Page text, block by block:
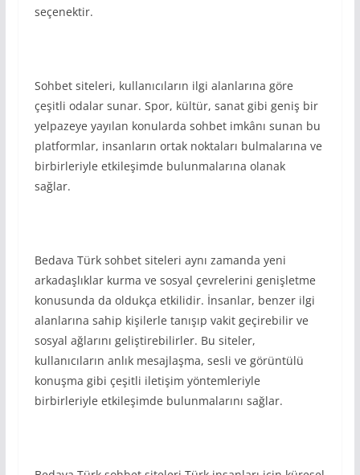
seçenektir.
Sohbet siteleri, kullanıcıların ilgi alanlarına göre
çeşitli odalar sunar. Spor, kültür, sanat gibi geniş bir
yelpazeye yayılan konularda sohbet imkânı sunan bu
platformlar, insanların ortak noktaları bulmalarına ve
birbirleriyle etkileşimde bulunmalarına olanak
sağlar.
Bedava Türk sohbet siteleri aynı zamanda yeni
arkadaşlıklar kurma ve sosyal çevrelerini genişletme
konusunda da oldukça etkilidir. İnsanlar, benzer ilgi
alanlarına sahip kişilerle tanışıp vakit geçirebilir ve
sosyal ağlarını geliştirebilirler. Bu siteler,
kullanıcıların anlık mesajlaşma, sesli ve görüntülü
konuşma gibi çeşitli iletişim yöntemleriyle
birbirleriyle etkileşimde bulunmalarını sağlar.